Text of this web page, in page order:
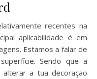
recentes na
aplicabilidade é em
Estamos a falar de
Sendo que a
a tua decoração